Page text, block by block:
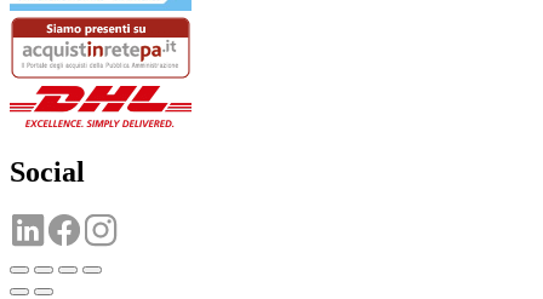
Social